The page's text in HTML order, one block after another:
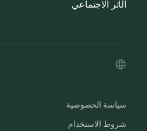
الأثر الاجتماعي
سياسة الخصوصية
شروط الاستخدام